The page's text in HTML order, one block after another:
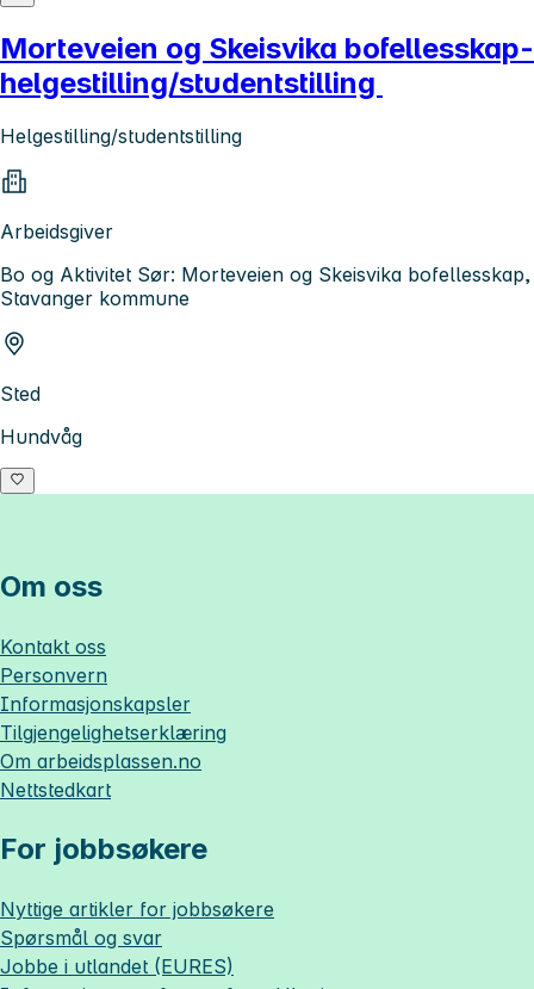
Morteveien og Skeisvika bofellesskap-
helgestilling/studentstilling
Helgestilling/studentstilling
Arbeidsgiver
Bo og Aktivitet Sør: Morteveien og Skeisvika bofellesskap,
Stavanger kommune
Sted
Hundvåg
Om oss
Kontakt oss
Personvern
Informasjonskapsler
Tilgjengelighetserklæring
Om arbeidsplassen.no
Nettstedkart
For jobbsøkere
Nyttige artikler for jobbsøkere
Spørsmål og svar
Jobbe i utlandet (EURES)